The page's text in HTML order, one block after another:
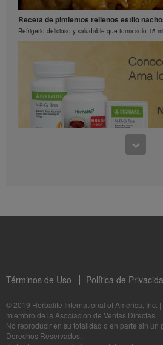
¿Qué contiene Bioniq GO?
Preguntas frecuentes sobre Bioniq GO: 1
Bioniq GO: Tu salud, Nuestro compromiso
Descubre más sobre este suplemento personalizado
Receta de pimientos rellenos estilo
Refrigerio delicioso y saludable que toma solo 15
Términos de Uso Política de
© 2019 Herbalife International of America, Inc. |
miembro de la Asociación de Ventas Directas.
No reproducir en su totalidad o en parte sin un
Derechos Reservados.